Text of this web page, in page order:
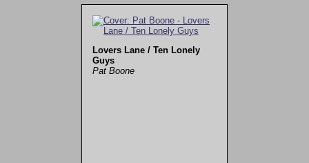
Lovers Lane / Ten Lonely
Guys
Pat Boone